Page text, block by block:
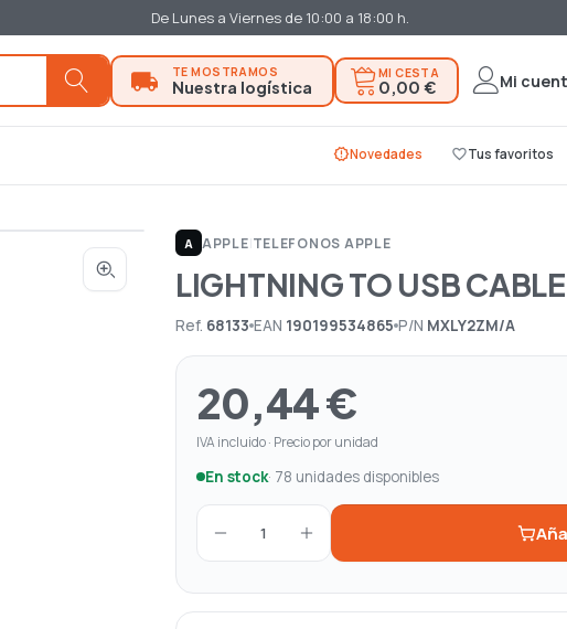
De Lunes a Viernes de 10:00 a 18:00 h.
MI CESTA
0,00 € Mi
new_releasesNovedades favorite_borderTus favoritos
A APPLE|TELEFONOS APPLE
LIGHTNING TO USB
Ref. 68133 EAN 190199534865 P/N MXLY2ZM/A
20,44 €
IVA incluido · Precio por unidad
En stock· 78 unidades disponibles
1